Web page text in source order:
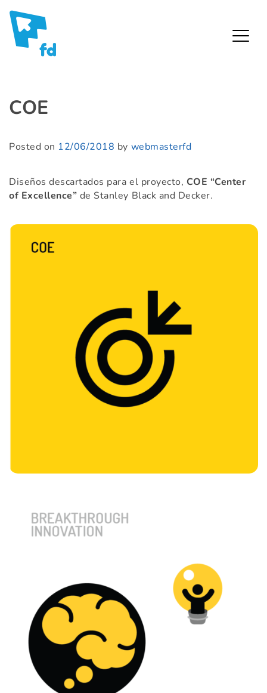
content
COE
Posted on 12/06/2018 by webmasterfd
Diseños descartados para el proyecto, COE “Center
of Excellence” de Stanley Black and Decker.